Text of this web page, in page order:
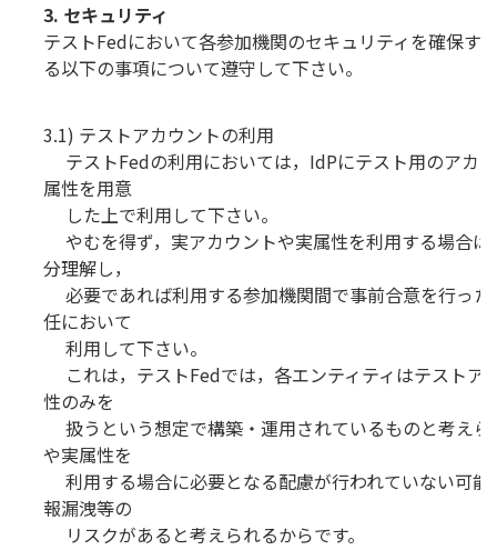
3. セキュリティ
テストFedにおいて各参加機関のセキュリティを確保す
る以下の事項について遵守して下さい。
3.1) テストアカウントの利用
テストFedの利用においては，IdPにテスト用のアカ
属性を用意
した上で利用して下さい。
やむを得ず，実アカウントや実属性を利用する場合は
分理解し，
必要であれば利用する参加機関間で事前合意を行った
任において
利用して下さい。
これは，テストFedでは，各エンティティはテストア
性のみを
扱うという想定で構築・運用されているものと考えら
や実属性を
利用する場合に必要となる配慮が行われていない可能
報漏洩等の
リスクがあると考えられるからです。